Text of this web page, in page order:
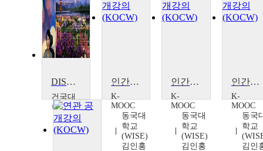
DISC행동유형에 따른 학습법과 인간관계 전략
건국대
학교
이연
주
인간관계와 정신건강 /Human relationship and mental health
K-
MOOC
동국대
학교
(WISE)
김인홍
인간관계와 정신건강 /Human relationship and mental health
K-
MOOC
동국대
학교
(WISE)
김인홍
인간관계와 정신건강 /Human relationship and mental health
K-
MOOC
동국
학교
김인